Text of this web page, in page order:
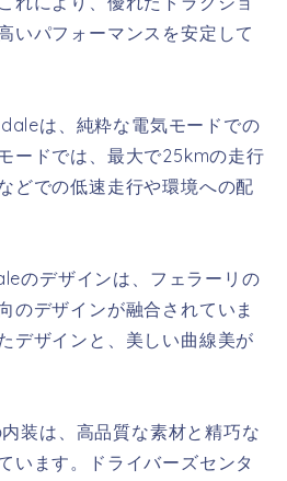
いパフォーマンスを安定して
は、純粋な電気モードでの
ードでは、最大で25kmの走行
どでの低速走行や環境への配
のデザインは、フェラーリの
のデザインが融合されていま
デザインと、美しい曲線美が
装は、高品質な素材と精巧な
います。ドライバーズセンタ